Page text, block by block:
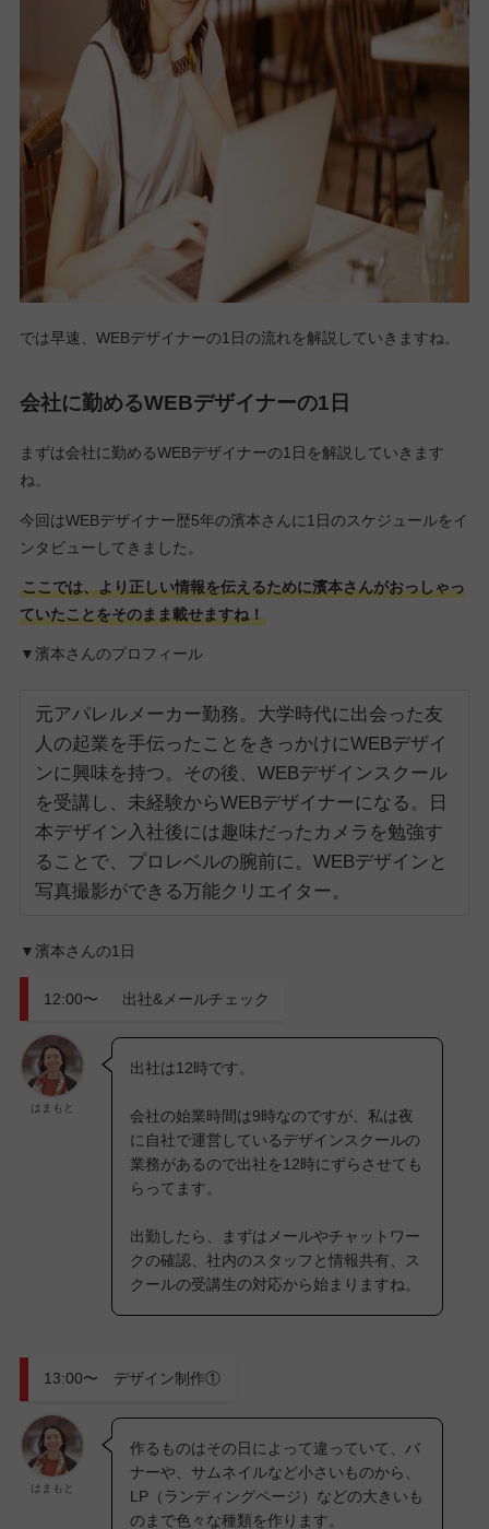
では早速、WEBデザイナーの1日の流れを解説していきますね。
会社に勤めるWEBデザイナーの1日
まずは会社に勤めるWEBデザイナーの1日を解説していきます
ね。
今回はWEBデザイナー歴5年の濱本さんに1日のスケジュールをイ
ンタビューしてきました。
ここでは、より正しい情報を伝えるために濱本さんがおっしゃっ
ていたことをそのまま載せますね！
▼濱本さんのプロフィール
元アパレルメーカー勤務。大学時代に出会った友
人の起業を手伝ったことをきっかけにWEBデザイ
ンに興味を持つ。その後、WEBデザインスクール
を受講し、未経験からWEBデザイナーになる。日
本デザイン入社後には趣味だったカメラを勉強す
ることで、プロレベルの腕前に。WEBデザインと
写真撮影ができる万能クリエイター。
▼濱本さんの1日
12:00〜 出社&メールチェック
はまもと
出社は12時です。
会社の始業時間は9時なのですが、私は夜
に自社で運営しているデザインスクールの
業務があるので出社を12時にずらさせても
らってます。
出勤したら、まずはメールやチャットワー
クの確認、社内のスタッフと情報共有、ス
クールの受講生の対応から始まりますね。
13:00〜 デザイン制作①
はまもと
作るものはその日によって違っていて、バ
ナーや、サムネイルなど小さいものから、
LP（ランディングページ）などの大きいも
のまで色々な種類を作ります。